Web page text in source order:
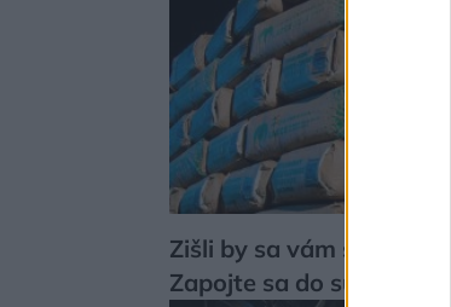
Zišli by sa vám štyri
Zapojte sa do súťaže!